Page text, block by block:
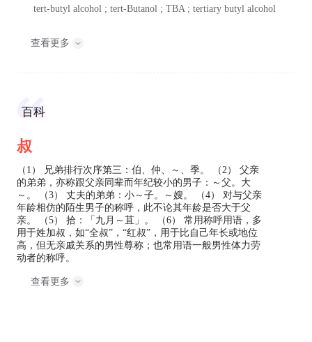
tert-butyl alcohol ; tert-Butanol ; TBA ; tertiary butyl alcohol
查看更多
百科
叔
（1） 兄弟排行次序第三：伯、仲、～、季。 （2） 父亲
的弟弟，亦称跟父亲同辈而年纪较小的男子：～父。大
～。 （3） 丈夫的弟弟：小～子。～嫂。 （4） 对与父亲
年龄相仿的陌生男子的称呼，此不论其年龄是否大于父
亲。 （5） 拾：「九月～苴」。 （6） 常用称呼用语，多
用于姓加叔，如“全叔”，“红叔”，用于比自己年长或地位
高，但无亲戚关系的男性尊称；也常用语一般男性体力劳
动者的称呼。
查看更多